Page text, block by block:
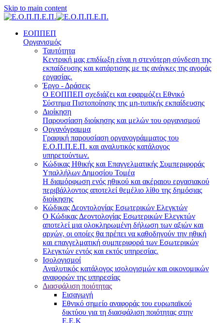
Skip to main content
ΕΟΠΠΕΠ
Οργανισμός
Ταυτότητα
Κεντρική μας επιδίωξη είναι η στενότερη σύνδεση της
εκπαίδευσης και κατάρτισης με τις ανάγκες της αγοράς
εργασίας.
Έργο - Δράσεις
Ο ΕΟΠΠΕΠ σχεδιάζει και εφαρμόζει Eθνικό
Σύστημα Πιστοποίησης της μη-τυπικής εκπαίδευσης
Διοίκηση
Παρουσίαση διοίκησης και μελών του οργανισμού
Οργανόγραμμα
Γραφική παρουσίαση οργανογράμματος του
Ε.Ο.Π.Π.Ε.Π. και αναλυτικός κατάλογος
υπηρετούντων.
Κώδικας Ηθικής και Επαγγελματικής Συμπεριφοράς
Υπαλλήλων Δημοσίου Τομέα
Η διαμόρφωση ενός ηθικού και ακέραιου εργασιακού
περιβάλλοντος αποτελεί θεμέλιο λίθο της δημόσιας
διοίκησης
Κώδικας Δεοντολογίας Εσωτερικών Ελεγκτών
Ο Κώδικας Δεοντολογίας Εσωτερικών Ελεγκτών
αποτελεί μια ολοκληρωμένη δήλωση των αξιών και
αρχών, οι οποίες θα πρέπει να καθοδηγούν την ηθική
και επαγγελματική συμπεριφορά των Εσωτερικών
Ελεγκτών εντός και εκτός υπηρεσίας.
Ισολογισμοί
Αναλυτικός κατάλογος ισολογισμών και οικονομικών
αναφορών της υπηρεσίας
Διασφάλιση ποιότητας
Εισαγωγή
Εθνικό σημείο αναφοράς του ευρωπαϊκού
δικτύου για τη διασφάλιση ποιότητας στην
Ε.Ε.Κ